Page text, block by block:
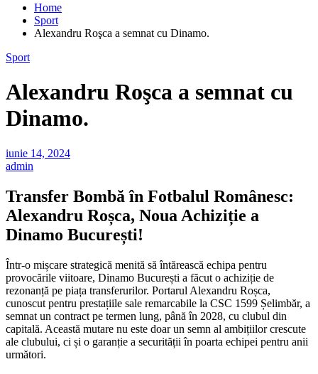
Home
Sport
Alexandru Roşca a semnat cu Dinamo.
Sport
Alexandru Roşca a semnat cu
Dinamo.
iunie 14, 2024
admin
Transfer Bombă în Fotbalul Românesc:
Alexandru Roșca, Noua Achiziție a
Dinamo București!
Într-o mișcare strategică menită să întărească echipa pentru
provocările viitoare, Dinamo București a făcut o achiziție de
rezonanță pe piața transferurilor. Portarul Alexandru Roșca,
cunoscut pentru prestațiile sale remarcabile la CSC 1599 Șelimbăr, a
semnat un contract pe termen lung, până în 2028, cu clubul din
capitală. Această mutare nu este doar un semn al ambițiilor crescute
ale clubului, ci și o garanție a securității în poarta echipei pentru anii
următori.